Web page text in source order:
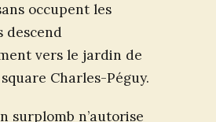
occupent les
descend
vers le jardin de
Charles-Péguy.
surplomb n’autorise